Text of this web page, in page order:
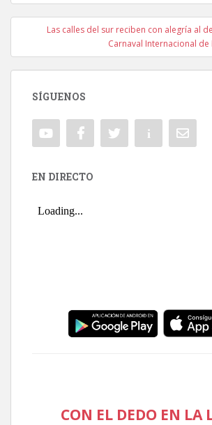
Las calles del sur reciben con alegría al
Carnaval Internacional
SÍGUENOS
EN DIRECTO
CON EL DEDO EN LA